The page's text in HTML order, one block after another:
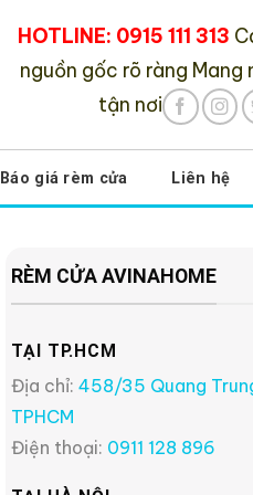
HOTLINE: 0915 111 313
nguồn gốc rõ ràng Mang
tận nơi
Báo giá rèm cửa Liên hệ
RÈM CỬA AVINAHOME
TẠI TP.HCM
Địa chỉ: 458/35 Quang
TPHCM
Điện thoại: 0911 128 896